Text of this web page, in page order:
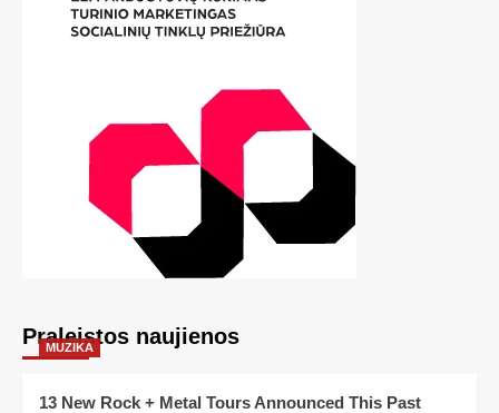
Praleistos naujienos
MUZIKA
13 New Rock + Metal Tours Announced This Past